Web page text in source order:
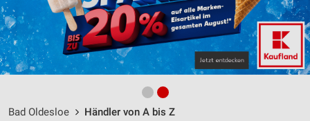
Bad Oldesloe Händler von A bis Z